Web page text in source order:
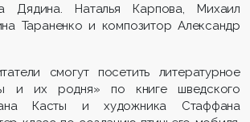
Дядина. Наталья Карпова, Михаил
Тараненко и композитор Александр
смогут посетить литературное
и их родня» по книге шведского
Касты и художника Стаффана